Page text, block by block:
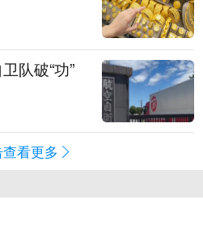
队破“功”
查看更多